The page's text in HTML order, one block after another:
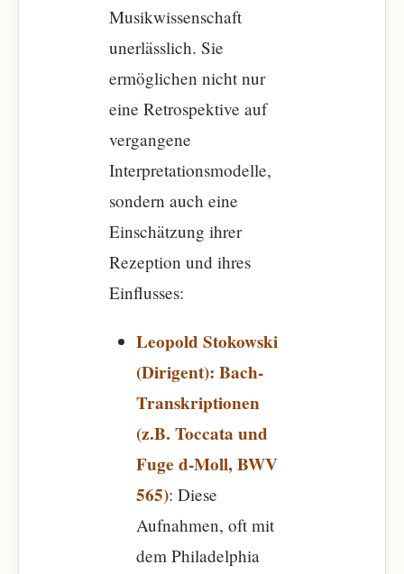
Musikwissenschaft
unerlässlich. Sie
ermöglichen nicht nur
eine Retrospektive auf
vergangene
Interpretationsmodelle,
sondern auch eine
Einschätzung ihrer
Rezeption und ihres
Einflusses:
Leopold Stokowski
(Dirigent): Bach-
Transkriptionen
(z.B. Toccata und
Fuge d-Moll, BWV
565): Diese
Aufnahmen, oft mit
dem Philadelphia